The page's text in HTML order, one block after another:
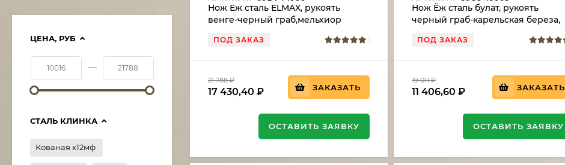
Нож Еж сталь ELMAX, рукоять
венге-черный граб,мельхиор
ПОД ЗАКАЗ 1
21 788₽
17 430,40 ₽ ЗАКАЗАТЬ
ОСТАВИТЬ ЗАЯВКУ
Нож Ёж сталь булат, рукоять
черный граб-карельская береза,
ПОД ЗАКАЗ
19 011₽
11 406,60₽ ЗАКАЗАТЬ
ОСТАВИТЬ ЗАЯВКУ
ЦЕНА, РУБ
—
СТАЛЬ КЛИНКА
Кованая х12мф